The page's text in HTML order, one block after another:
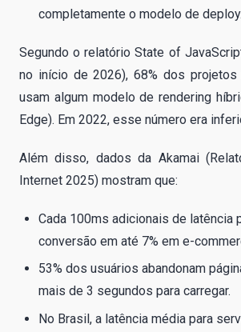
completamente o modelo de deploy.
Segundo o relatório State of
no início de 2026), 68% dos
usam algum modelo de rendering
Edge). Em 2022, esse número era
Além disso, dados da Akamai
Internet 2025) mostram que:
Cada 100ms adicionais de latência
conversão em até 7% em e-
53% dos usuários abandonam
mais de 3 segundos para carregar.
No Brasil, a latência média para